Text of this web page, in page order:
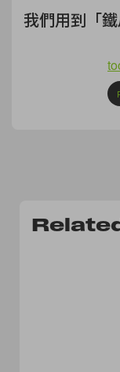
我們用到「